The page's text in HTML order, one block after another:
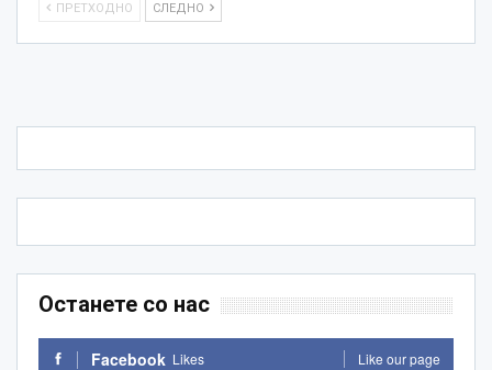
ПРЕТХОДНО СЛЕДНО
Останете со нас
Facebook Likes Like our page